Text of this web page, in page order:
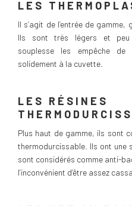
LES
Il s’agit de l’entrée de gamme,
Ils sont très légers et peu
souplesse les empêche
solidement à la cuvette.
LES RÉSINES
Plus haut de gamme, ils sont
thermodurcissable. Ils ont une
sont considérés comme anti-
l’inconvénient d’être assez